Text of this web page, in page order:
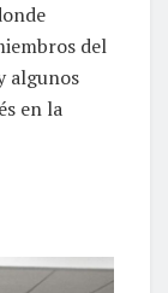
del
algunos
en la